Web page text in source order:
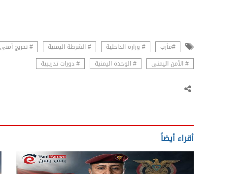
#مأرب # وزارة الداخلية # الشرطة اليمنية # تخريج أمني
# الأمن اليمني
# الوحدة اليمنية # دورات تدريبية
أقراء أيضاً